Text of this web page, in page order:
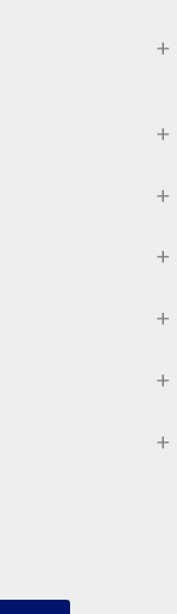
+
+
+
+
+
+
+